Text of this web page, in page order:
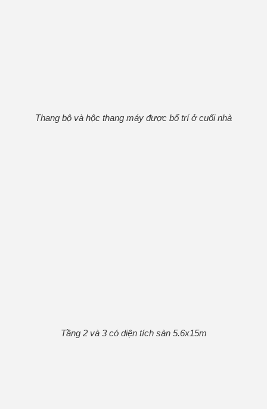
Thang bộ và hộc thang máy được bố trí ở cuối nhà
Tầng 2 và 3 có diện tích sàn 5.6x15m